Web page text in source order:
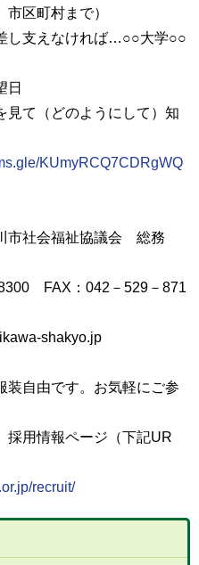
町村まで）
えなければ…○○大学○○
どのようにして）知
KUmyRCQ7CDRgWQ
市社会福祉協議会 総務
FAX：042－529－871
shakyo.jp
自由です。お気軽にご参
用情報ページ（下記UR
recruit/